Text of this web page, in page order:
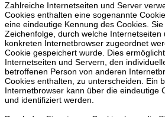
Zahlreiche Internetseiten und Server
Cookies enthalten eine sogenannte
eine eindeutige Kennung des Cookies.
Zeichenfolge, durch welche Internetseiten
konkreten Internetbrowser zugeordnet
Cookie gespeichert wurde. Dies
Internetseiten und Servern, den
betroffenen Person von anderen
Cookies enthalten, zu unterscheiden. Ein
Internetbrowser kann über die eindeutige
und identifiziert werden.